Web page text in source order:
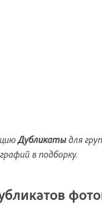
Дубликаты для
в подборку.